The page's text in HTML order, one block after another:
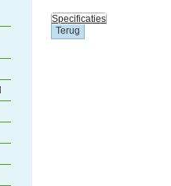
Specificaties